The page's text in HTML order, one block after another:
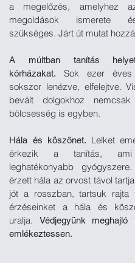
a megelőzés, amelyhez
megoldások ismerete
szükséges. Járt út mutat
A múltban tanítás
kórházakat.
Sok ezer
sokszor lenézve, elfelejtve.
bevált dolgokhoz
bölcsesség is egyben.
Hála és köszönet. Lelket
érkezik a tanítás,
leghatékonyabb
érzett hála az orvost távol
jót a rosszban, tartsuk rajta
érzéseinket a hála és
uralja. Védjegyünk meghajló
emlékeztessen.